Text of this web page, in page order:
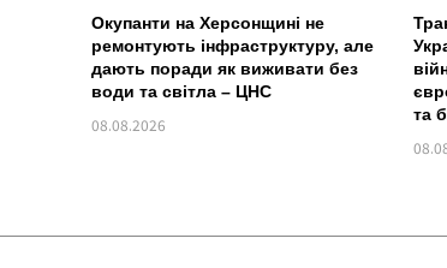
Окупанти на Херсонщині не
ремонтують інфраструктуру, але
дають поради як виживати без
води та світла – ЦНС
08.08.2026
та